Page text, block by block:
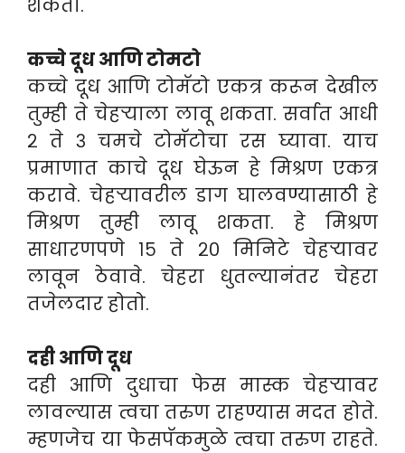
शकता.
कच्चे दूध आणि टोमटो
कच्चे दूध आणि टोमॅटो एकत्र करून देखील
तुम्ही ते चेहऱ्याला लावू शकता. सर्वात आधी
२ ते ३ चमचे टोमॅटोचा रस घ्यावा. याच
प्रमाणात काचे दूध घेऊन हे मिश्रण एकत्र
करावे. चेहऱ्यावरील डाग घालवण्यासाठी हे
मिश्रण तुम्ही लावू शकता. हे मिश्रण
साधारणपणे १५ ते २० मिनिटे चेहऱ्यावर
लावून ठेवावे. चेहरा धुतल्यानंतर चेहरा
तजेलदार होतो.
दही आणि दूध
दही आणि दुधाचा फेस मास्क चेहऱ्यावर
लावल्यास त्वचा तरुण राहण्यास मदत होते.
म्हणजेच या फेसपॅकमुळे त्वचा तरुण राहते.